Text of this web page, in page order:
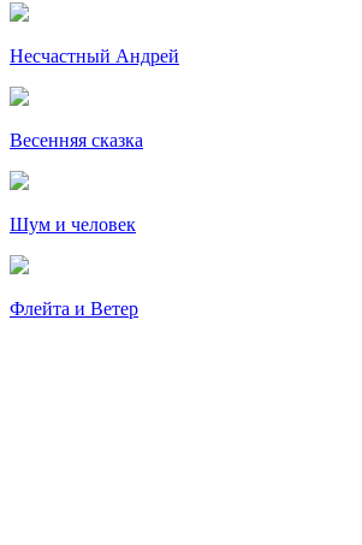
Несчастный Андрей
Весенняя сказка
Шум и человек
Флейта и Ветер